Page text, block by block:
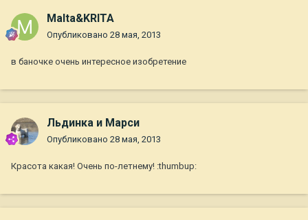
Malta&KRITA
Опубликовано 28 мая, 2013
в баночке очень интересное изобретение
Льдинка и Марси
Опубликовано 28 мая, 2013
Красота какая! Очень по-летнему! :thumbup: